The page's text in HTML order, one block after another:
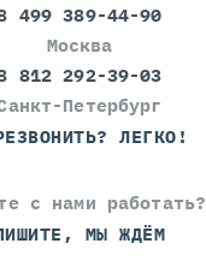
499 389-44-90
Москва
812 292-39-03
Петербург
ЛЕГКО!
с нами работать?
МЫ ЖДЁМ